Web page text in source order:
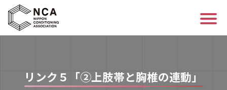
講座を探す
リンク５「②上肢帯と胸椎の連動」